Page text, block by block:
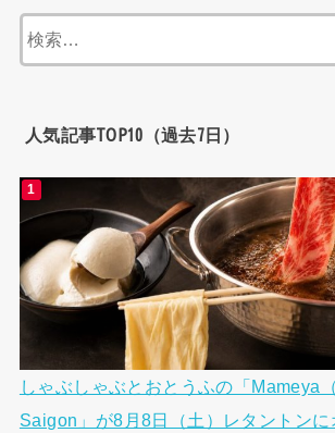
索:
人気記事TOP10（過去7日）
しゃぶしゃぶとおとうふの「Mameya（
Saigon」が8月8日（土）レタントンに